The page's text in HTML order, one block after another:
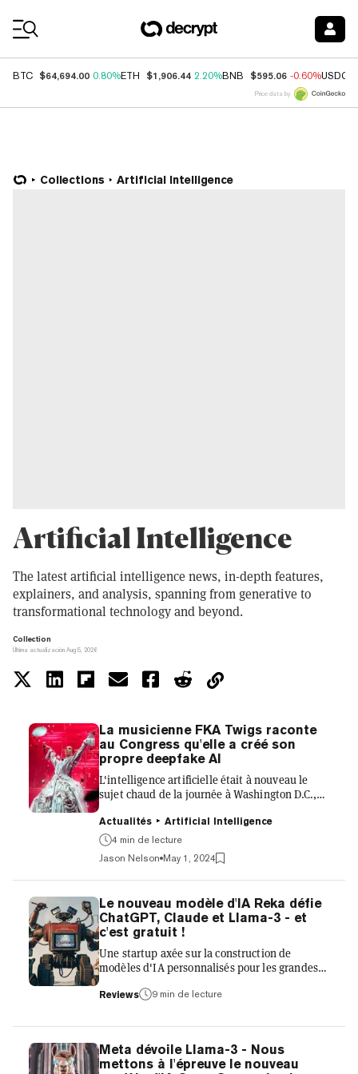
BTC $64,694.00 0.80%ETH $1,906.44 2.20%BNB $595.06 -0.60%USDC
Price data by
Collections Artificial Intelligence
Artificial Intelligence
The latest artificial intelligence news, in-depth features,
explainers, and analysis, spanning from generative to
transformational technology and beyond.
Collection
Última actualización Aug 5, 2026
La musicienne FKA Twigs raconte
au Congress qu'elle a créé son
propre deepfake AI
L'intelligence artificielle était à nouveau le
sujet chaud de la journée à Washington D.C.,
Sénat ont entendu témoignages de l'industrie
musicale, des syndicats et du monde
universitaire sur les risques présentés par l'IA
générative. La séance s'est largement
concentrée sur les répliques numériques
alimentées par l'IA et les deepfakes, avec une
musicienne partageant ses propres
expériences avec la technologie. Le droit
d'auteur et les protections de...
Actualités
Artificial Intelligence
4 min de lecture
Jason Nelson May 1, 2024
Le nouveau modèle d'IA Reka défie
ChatGPT, Claude et Llama-3 - et
c'est gratuit !
Une startup axée sur la construction de
modèles d'IA personnalisés pour les grandes
Reka Core, un modèle de langage multimodal
vidéos et des entrées audio. La société de
2022 par des chercheurs de DeepMind de
Google, du géant chinois de la technologie
Reviews 9 min de lecture
Meta dévoile Llama-3 - Nous
mettons à l'épreuve le nouveau